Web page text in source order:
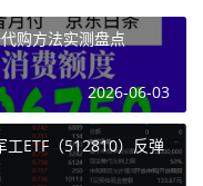
购方法实测盘点
2026-06-03
工ETF（512810）反弹